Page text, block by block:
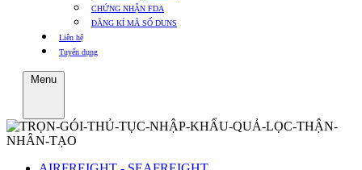
CHỨNG NHẬN FDA
ĐĂNG KÍ MÃ SỐ DUNS
Liên hệ
Tuyển dụng
Menu